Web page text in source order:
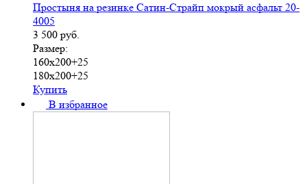
Простыня на резинке Сатин-Страйп мокрый асфальт 20-
4005
3 500 руб.
Размер:
160х200+25
180х200+25
Купить
В избранное